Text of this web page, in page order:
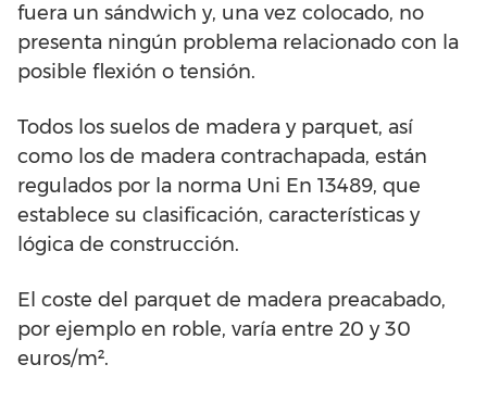
fuera un sándwich y, una vez colocado, no
presenta ningún problema relacionado con la
posible flexión o tensión.
Todos los suelos de madera y parquet, así
como los de madera contrachapada, están
regulados por la norma Uni En 13489, que
establece su clasificación, características y
lógica de construcción.
El coste del parquet de madera preacabado,
por ejemplo en roble, varía entre 20 y 30
euros/m².